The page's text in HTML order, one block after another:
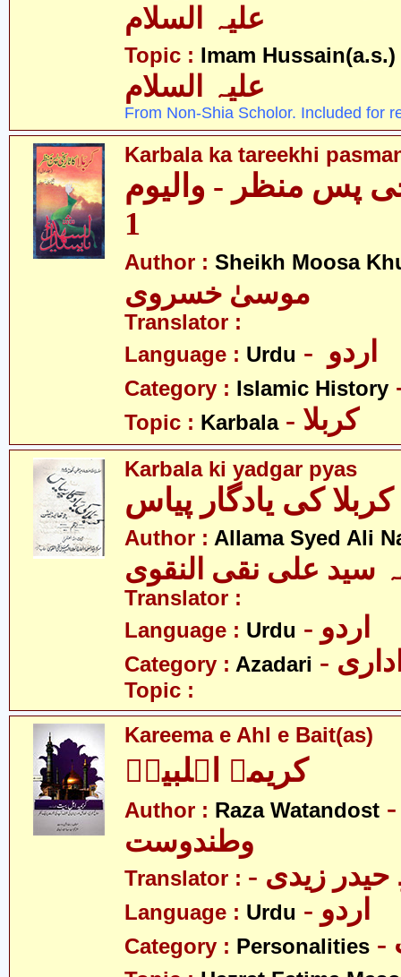
Topic : Imam Hussain(a.s.)
علیہ السلام
From Non-Shia Scholor. Included for
Karbala ka tareekhi
پس منظر - والیوم
1
Author : Sheikh Moosa
Translator :
Language : Urdu
Category : Islamic History
Topic : Karbala - کربلا
Karbala ki yadgar pyas
کربلا کی یادگار پیاس
Author : Allama Syed Ali
سید علی نقی النقوی
Translator :
Language : Urdu - اردو
Category : Azadari
Topic :
Kareema e Ahl e Bait(as)
کریمہ اہلبیتؑ
Author : Raza Watandost
وطندوست
Translator : زیدی
Language : Urdu - اردو
Category : Personalities